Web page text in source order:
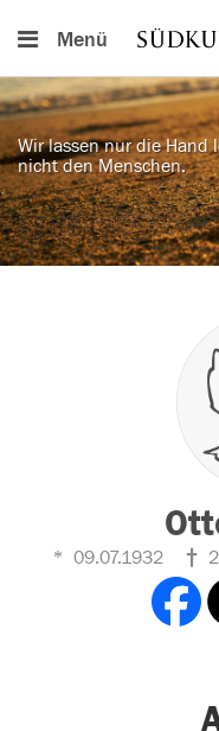
Menü
Wir lassen nur die Hand
nicht den Menschen.
09.07.1932